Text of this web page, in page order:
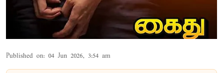
Published on: 04 Jun 2026, 3:54 am